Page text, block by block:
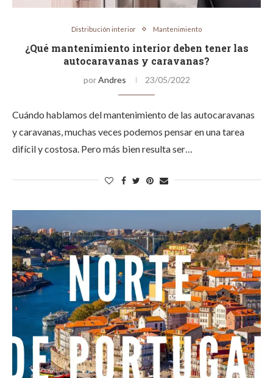
Distribución interior Mantenimiento
¿Qué mantenimiento interior deben tener las
autocaravanas y caravanas?
porAndres 23/05/2022
Cuándo hablamos del mantenimiento de las autocaravanas
y caravanas, muchas veces podemos pensar en una tarea
difícil y costosa. Pero más bien resulta ser…